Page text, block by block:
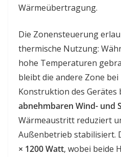
Wärmeübertragung.
Die Zonensteuerung
thermische Nutzung:
hohe Temperaturen
bleibt die andere Zone
Konstruktion des Gerätes
abnehmbaren Wind- und
Wärmeaustritt reduziert
Außenbetrieb stabilisiert.
× 1200 Watt, wobei beide